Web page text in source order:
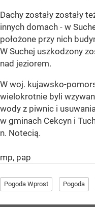
Dachy zostały zostały
innych domach - w
położone przy nich
W Suchej uszkodzony
nad jeziorem.
W woj. kujawsko-
wielokrotnie byli
wody z piwnic i
w gminach Cekcyn i
n. Notecią.
mp, pap
Pogoda Wprost Pogoda